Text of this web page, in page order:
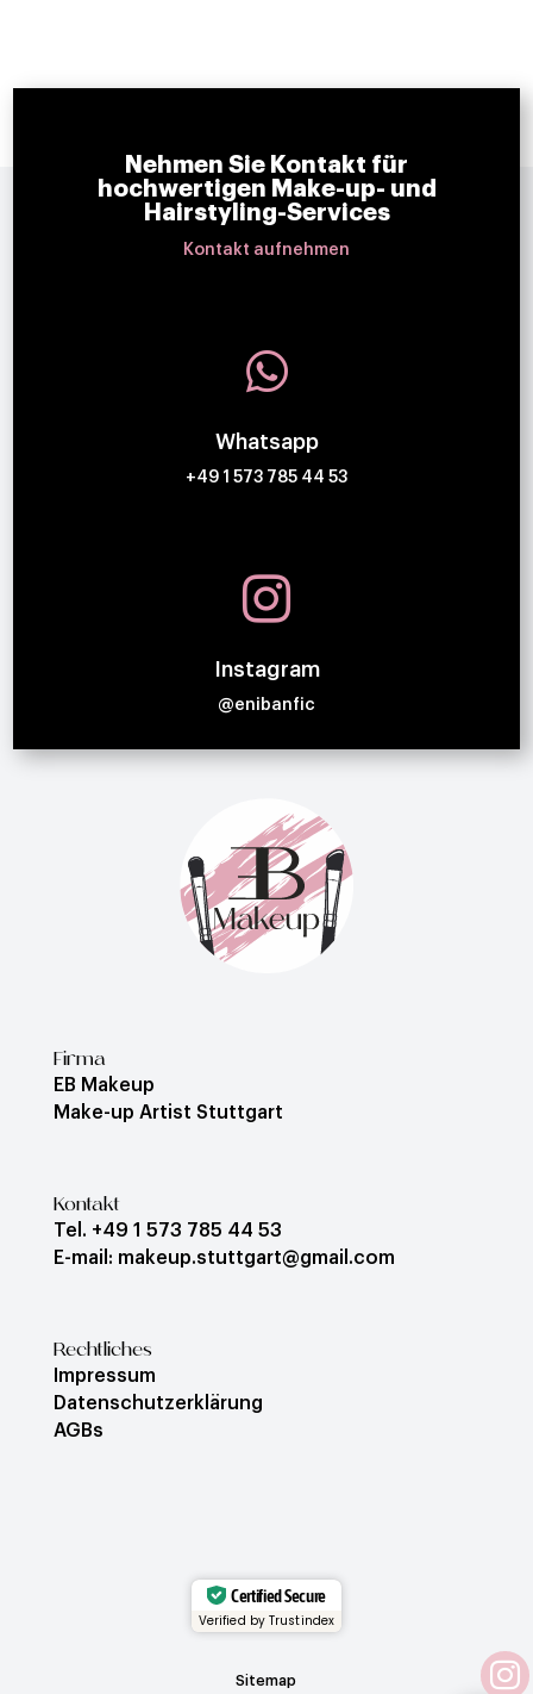
Nehmen Sie Kontakt für
hochwertigen Make-up- und
Hairstyling-Services
Kontakt aufnehmen

Whatsapp
+49 1 573 785 44 53

Instagram
@enibanfic
Firma
EB Makeup
Make-up Artist Stuttgart
Kontakt
Tel. +49 1 573 785 44 53
E-mail: makeup.stuttgart@gmail.com
Rechtliches
Impressum
Datenschutzerklärung
AGBs
Certified Secure
Verified by Trustindex
Sitemap 